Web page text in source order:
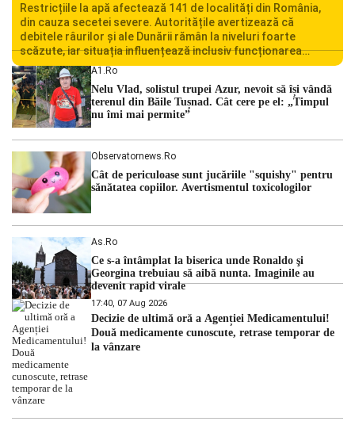
Restricțiile la apă afectează 141 de localități din România,
din cauza secetei severe. Autoritățile avertizează că
debitele râurilor și ale Dunării rămân la niveluri foarte
scăzute, iar situația influențează inclusiv funcționarea
Centralei Nucleare de la Cernavodă. România se confruntă
cu una dintre cele mai dificile perioade din punct de vedere
hidrologic din ultimii ani. Lipsa […]
A1.ro
Nelu Vlad, solistul trupei Azur, nevoit să își vândă
terenul din Băile Tușnad. Cât cere pe el: „Timpul
nu îmi mai permite”
Observatornews.ro
Cât de periculoase sunt jucăriile "squishy" pentru
sănătatea copiilor. Avertismentul toxicologilor
As.ro
Ce s-a întâmplat la biserica unde Ronaldo şi
Georgina trebuiau să aibă nunta. Imaginile au
devenit rapid virale
17:40, 07 Aug 2026
Decizie de ultimă oră a Agenției Medicamentului!
Două medicamente cunoscute, retrase temporar de
la vânzare